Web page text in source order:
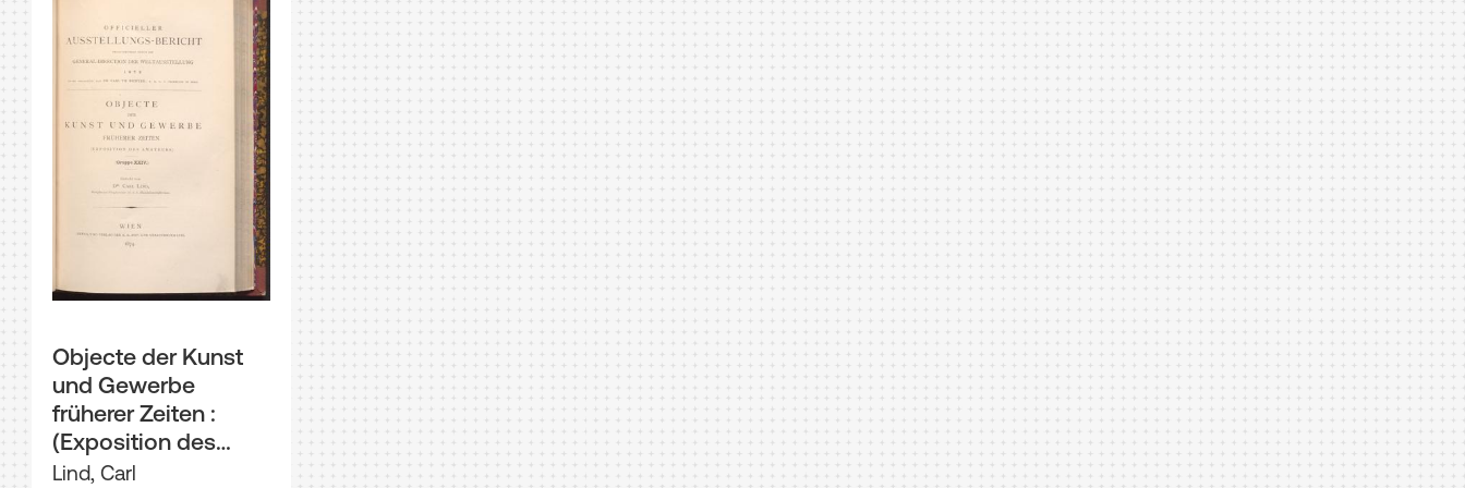
Objecte der Kunst
und Gewerbe
früherer Zeiten :
(Exposition des
Amateurs ; Gruppe
Lind, Carl